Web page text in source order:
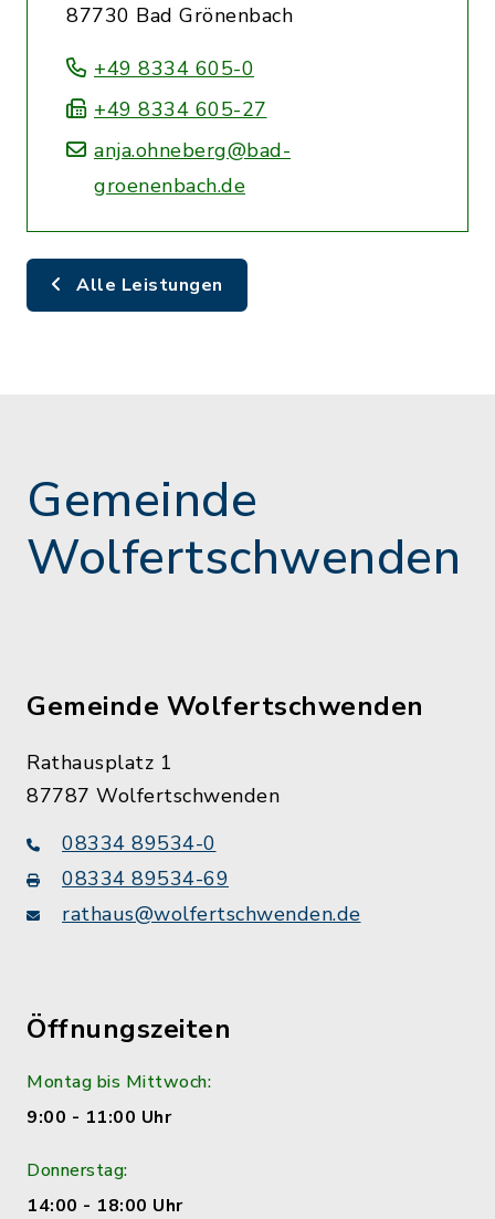
87730 Bad Grönenbach
+49 8334 605-0
+49 8334 605-27
anja.ohneberg@bad-
groenenbach.de
Alle Leistungen
Gemeinde
Wolfertschwenden
Gemeinde Wolfertschwenden
Rathausplatz 1
87787 Wolfertschwenden
08334 89534-0
08334 89534-69
rathaus@wolfertschwenden.de
Öffnungszeiten
Montag bis Mittwoch:
9:00 - 11:00 Uhr
Donnerstag:
14:00 - 18:00 Uhr